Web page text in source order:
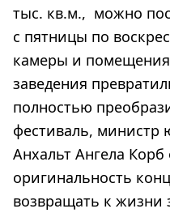
тыс. кв.м., можно
с пятницы по
камеры и помещения
заведения
полностью
фестиваль, министр
Анхальт Ангела Корб
оригинальность
возвращать к жизни